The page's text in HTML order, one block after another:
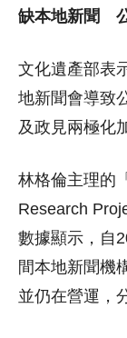
缺本地新聞
文化遺產部表
地新聞會導致
及政見兩極化
林格倫主理的
Research
數據顯示，自
間本地新聞機
並仍在營運，